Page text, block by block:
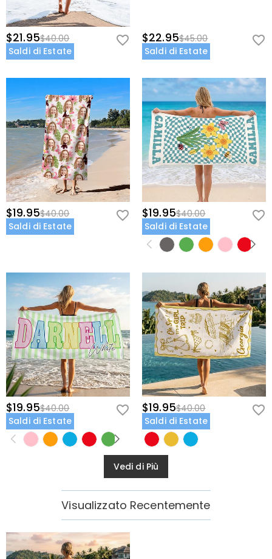
$21.95$40.00
Saldi di Estate
$22.95$45.00
Saldi di Estate
$19.95$40.00
Saldi di Estate
$19.95$40.00
Saldi di Estate
$19.95$40.00
Saldi di Estate
$19.95$40.00
Saldi di Estate
Vedi di Più
Visualizzato Recentemente